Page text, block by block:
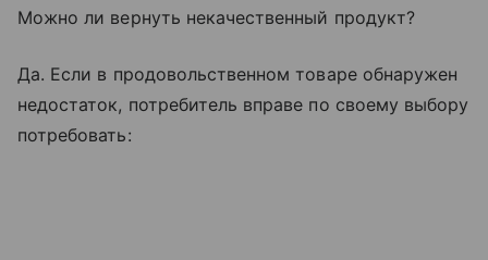
Можно ли вернуть некачественный продукт?
Да. Если в продовольственном товаре обнаружен
недостаток, потребитель вправе по своему выбору
потребовать: